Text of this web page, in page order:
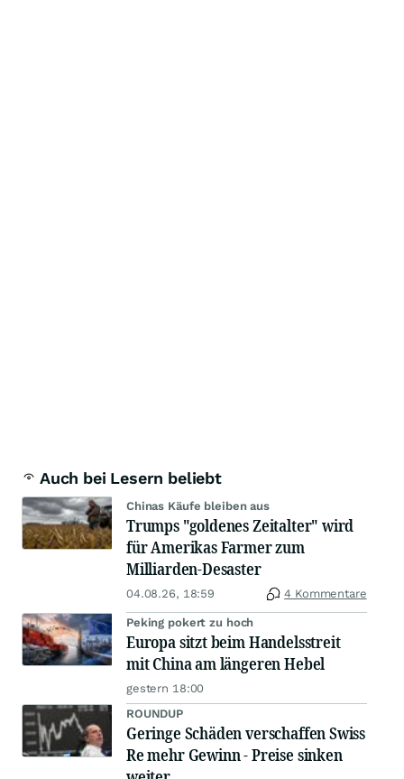
Auch bei Lesern beliebt
Chinas Käufe bleiben aus
Trumps "goldenes Zeitalter" wird
für Amerikas Farmer zum
Milliarden-Desaster
04.08.26, 18:59 4 Kommentare
Peking pokert zu hoch
Europa sitzt beim Handelsstreit
mit China am längeren Hebel
gestern 18:00
ROUNDUP
Geringe Schäden verschaffen Swiss
Re mehr Gewinn - Preise sinken